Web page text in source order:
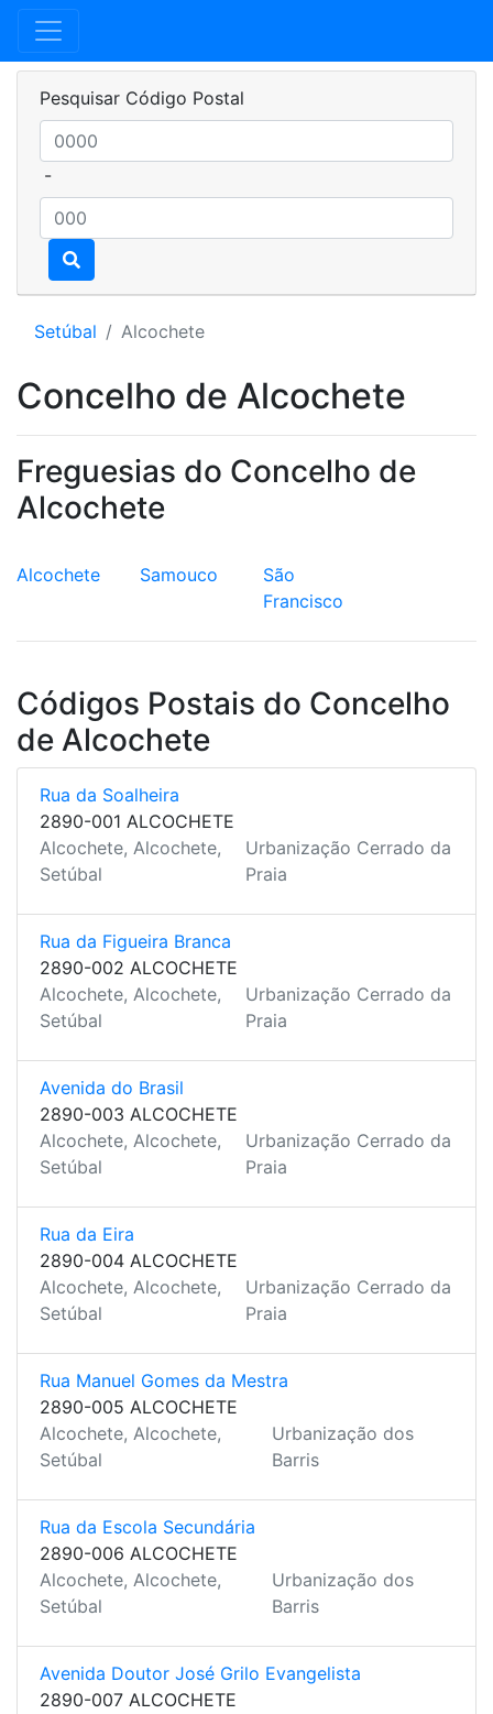
Pesquisar Código Postal
-
Setúbal Alcochete
Concelho de Alcochete
Freguesias do Concelho de
Alcochete
Alcochete Samouco
São
Francisco
Códigos Postais do Concelho
de Alcochete
Rua da Soalheira
2890-001 ALCOCHETE
Alcochete, Alcochete,
Setúbal
Urbanização Cerrado da
Praia
Rua da Figueira Branca
2890-002 ALCOCHETE
Alcochete, Alcochete,
Setúbal
Urbanização Cerrado da
Praia
Avenida do Brasil
2890-003 ALCOCHETE
Alcochete, Alcochete,
Setúbal
Urbanização Cerrado da
Praia
Rua da Eira
2890-004 ALCOCHETE
Alcochete, Alcochete,
Setúbal
Urbanização Cerrado da
Praia
Rua Manuel Gomes da Mestra
2890-005 ALCOCHETE
Alcochete, Alcochete,
Setúbal
Urbanização dos
Barris
Rua da Escola Secundária
2890-006 ALCOCHETE
Alcochete, Alcochete,
Setúbal
Urbanização dos
Barris
Avenida Doutor José Grilo Evangelista
2890-007 ALCOCHETE